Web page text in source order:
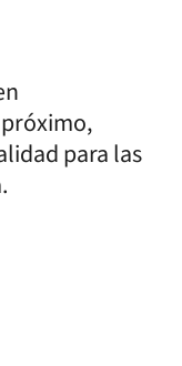
para las